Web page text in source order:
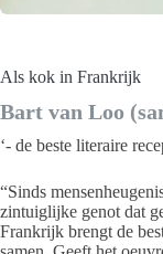
Als kok in Frankrijk
Bart van Loo
‘- de beste literaire
“Sinds
zintuiglijke genot dat
Frankrijk brengt de